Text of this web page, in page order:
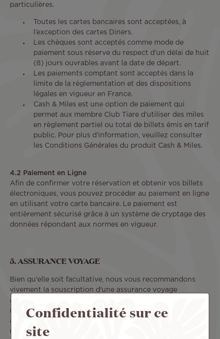
particulières.
Toutes les cartes bancaires sont acceptées, à
l’exception des cartes Diners.
Les chèques sont acceptés comme mode de
paiement sous réserve du respect d’un délai de huit
(8) jours ouvrables avant la date de départ.
Les paiements comptant sont acceptés dans la
limite de la réglementation et des dispositions
légales en vigueur en France.
Cash & Miles est une option de paiement qui
permet aux membre Club Tiare d’utiliser des miles
en règlement partiel ou total de billets émis en tarif
public. Pour plus d’information, veuillez consulter
les Conditions Générales du produit Cash & Miles.
4.2 Paiement en Ligne
Afin de confirmer votre réservation et obtenir vos billets
électroniques, vous pouvez procéder au paiement en ligne
en utilisant votre carte bancaire. Le paiement est
entièrement sécurisé grâce à un système de cryptage des
données répondant aux normes en vigueur.
5. ASSURANCE VOYAGE
Bien qu'elle soit facultative, nous vous recommandons
vivement la souscription d'une assurance voyage
appropriée correspondant à vos besoins, pour couvrir au
minimum les dépenses encourues dans le cas d’une
annulation ainsi que les coûts d’assistance, notamment de
rapatriement, en cas d’accident ou de maladie alors que
Confidentialité sur ce
site